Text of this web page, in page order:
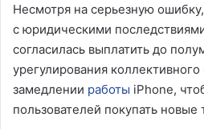
Несмотря на серьезную
с юридическими
согласилась выплатить до
урегулирования
замедлении работы iPhone,
пользователей покупать